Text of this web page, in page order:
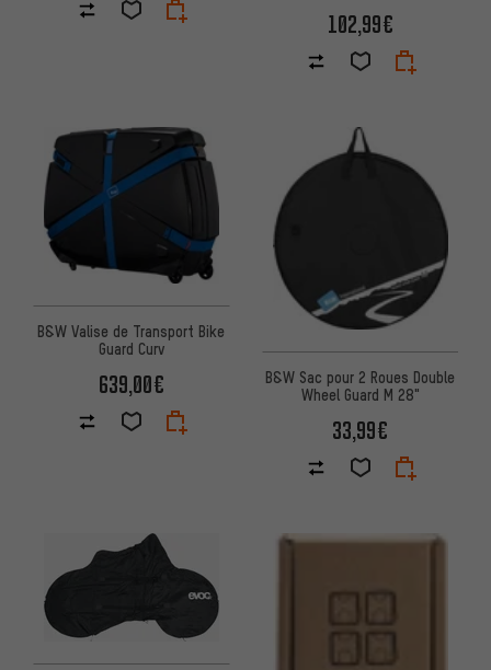
102,99€
B&W Valise de Transport Bike
Guard Curv
639,00€
B&W Sac pour 2 Roues Double
Wheel Guard M 28"
33,99€